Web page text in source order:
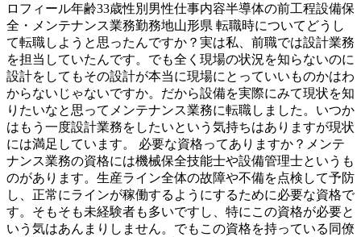
ロフィール年齢33歳性別男性仕事内容半導体の前工程設備保
全・メンテナンス業務勤務地山形県 転職時についてどうし
て転職しようと思ったんですか？実は私、前職では設計業務
を担当していたんです。でも全く現場の状況を知らないのに
設計をしてもその設計が本当に現場にとっていいものかはわ
からないじゃないですか。だから設備を実際にみて現状を知
りたいなと思ってメンテナンス業務に転職しました。いつか
はもう一度設計業務をしたいという気持ちはありますが現状
には満足しています。 必要な資格ってありますか？メンテ
ナンス業務の資格には機械保全技能士や設備管理士というも
のがあります。生産ライン全体の故障や不備を点検して予防
し、正常にラインが稼働するようにするために必要な資格で
す。そもそも未経験者も多いですし、特にこの資格が必要と
いう気はあんまりしません。でもこの資格を持っている同僚